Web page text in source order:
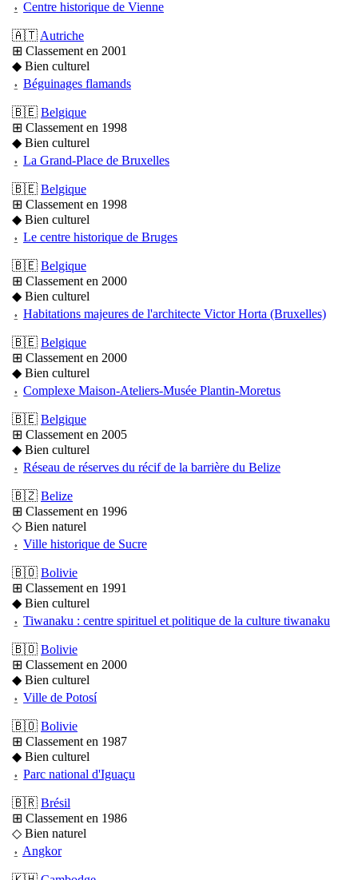
⍚ Centre historique de Vienne
🇦🇹 Autriche
⊞ Classement en 2001
◆ Bien culturel
⍚ Béguinages flamands
🇧🇪 Belgique
⊞ Classement en 1998
◆ Bien culturel
⍚ La Grand-Place de Bruxelles
🇧🇪 Belgique
⊞ Classement en 1998
◆ Bien culturel
⍚ Le centre historique de Bruges
🇧🇪 Belgique
⊞ Classement en 2000
◆ Bien culturel
⍚ Habitations majeures de l'architecte Victor Horta (Bruxelles)
🇧🇪 Belgique
⊞ Classement en 2000
◆ Bien culturel
⍚ Complexe Maison-Ateliers-Musée Plantin-Moretus
🇧🇪 Belgique
⊞ Classement en 2005
◆ Bien culturel
⍚ Réseau de réserves du récif de la barrière du Belize
🇧🇿 Belize
⊞ Classement en 1996
◇ Bien naturel
⍚ Ville historique de Sucre
🇧🇴 Bolivie
⊞ Classement en 1991
◆ Bien culturel
⍚ Tiwanaku : centre spirituel et politique de la culture tiwanaku
🇧🇴 Bolivie
⊞ Classement en 2000
◆ Bien culturel
⍚ Ville de Potosí
🇧🇴 Bolivie
⊞ Classement en 1987
◆ Bien culturel
⍚ Parc national d'Iguaçu
🇧🇷 Brésil
⊞ Classement en 1986
◇ Bien naturel
⍚ Angkor